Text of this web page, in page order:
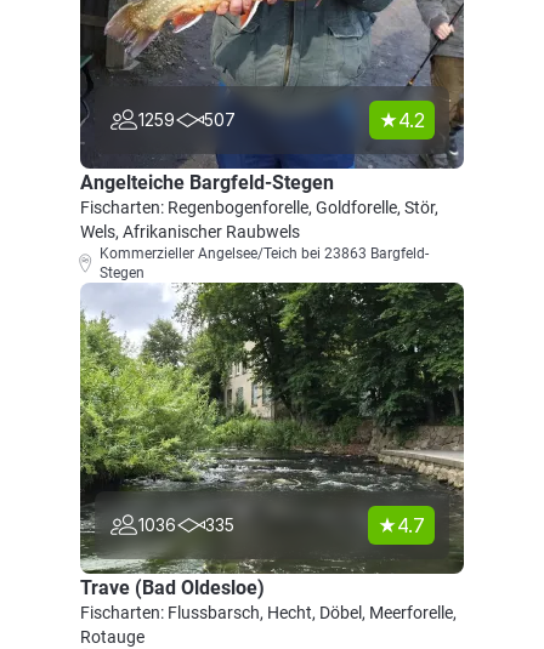
1259 507 4.2
Angelteiche Bargfeld-Stegen
Fischarten: Regenbogenforelle, Goldforelle, Stör,
Wels, Afrikanischer Raubwels
Kommerzieller Angelsee/Teich bei 23863 Bargfeld-
Stegen
1036 335 4.7
Trave (Bad Oldesloe)
Fischarten: Flussbarsch, Hecht, Döbel, Meerforelle,
Rotauge